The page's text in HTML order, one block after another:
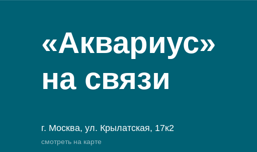
«Аквариус»
на связи
г. Москва, ул. Крылатская, 17к2
смотреть на карте